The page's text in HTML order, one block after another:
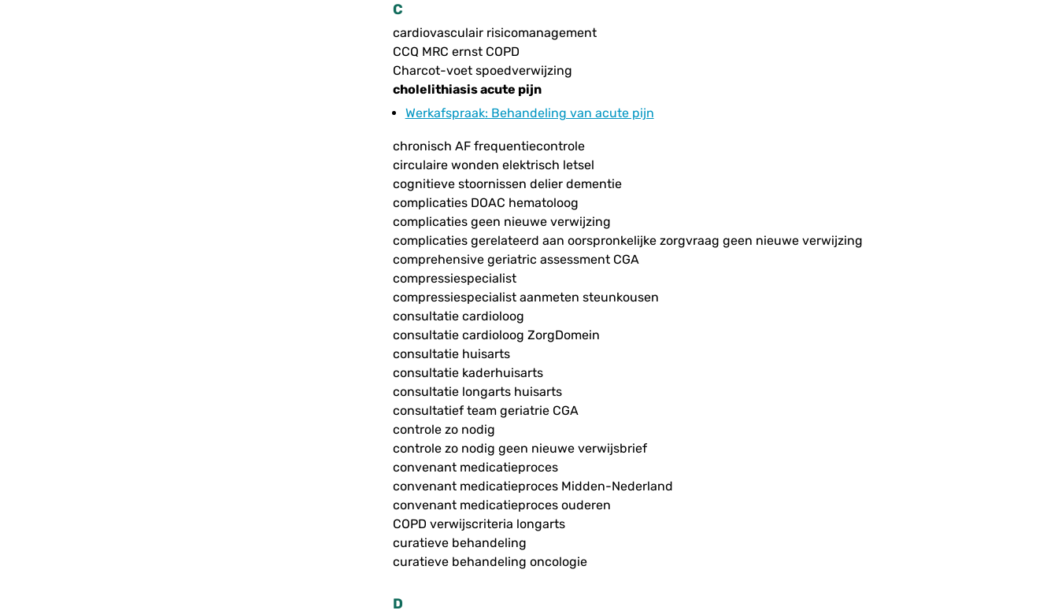
C
cardiovasculair risicomanagement
CCQ MRC ernst COPD
Charcot-voet spoedverwijzing
cholelithiasis acute pijn
Werkafspraak: Behandeling van acute pijn
chronisch AF frequentiecontrole
circulaire wonden elektrisch letsel
cognitieve stoornissen delier dementie
complicaties DOAC hematoloog
complicaties geen nieuwe verwijzing
complicaties gerelateerd aan oorspronkelijke zorgvraag geen nieuwe verwijzing
comprehensive geriatric assessment CGA
compressiespecialist
compressiespecialist aanmeten steunkousen
consultatie cardioloog
consultatie cardioloog ZorgDomein
consultatie huisarts
consultatie kaderhuisarts
consultatie longarts huisarts
consultatief team geriatrie CGA
controle zo nodig
controle zo nodig geen nieuwe verwijsbrief
convenant medicatieproces
convenant medicatieproces Midden-Nederland
convenant medicatieproces ouderen
COPD verwijscriteria longarts
curatieve behandeling
curatieve behandeling oncologie
D